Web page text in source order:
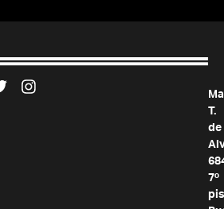
T.
de
7º